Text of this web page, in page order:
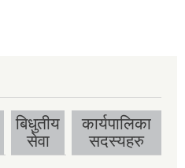
बिधुतीय
सेवा
कार्यपालिका
सदस्यहरु